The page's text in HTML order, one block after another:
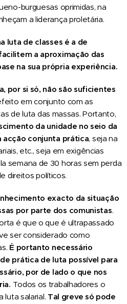
burguesas oprimidas, na
a liderança proletária.
luta de classes é a de
a aproximação das
na sua própria experiência.
por si só, não são suficientes
em conjunto com as
de luta das massas. Portanto,
da unidade no seio da
acção conjunta prática, seja na
etc., seja em exigências
semana de 30 horas sem perda
direitos políticos.
exacto da situação
por parte dos comunistas.
é que o que é ultrapassado
ser considerado como
É portanto necessário
prática de luta possível para
por de lado o que nos
. Todos os trabalhadores o
luta salarial. Tal greve só pode